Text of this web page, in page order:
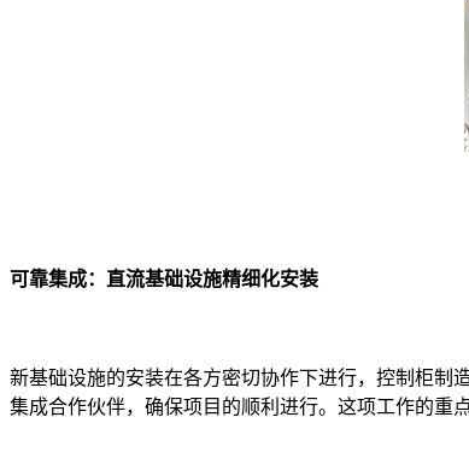
可靠集成：直流基础设施精细化安装
新基础设施的安装在各方密切协作下进行，控制柜制
集成合作伙伴，确保项目的顺利进行。这项工作的重